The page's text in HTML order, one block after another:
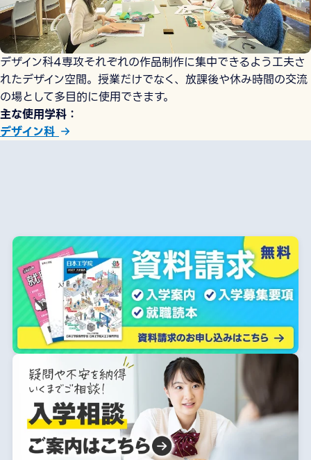
デザイン科4専攻それぞれの作品制作に集中できるよう工夫さ
れたデザイン空間。授業だけでなく、放課後や休み時間の交流
の場として多目的に使用できます。
主な使用学科
デザイン科